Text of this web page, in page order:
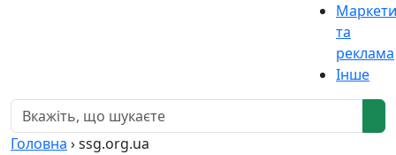
та
реклама
Інше
Головна ›ssg.org.ua